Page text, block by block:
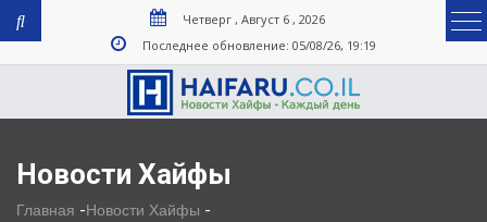
Четверг , Август 6 , 2026
Последнее обновление: 05/08/26, 19:19
Новости Хайфы
Главная -Новости Хайфы -